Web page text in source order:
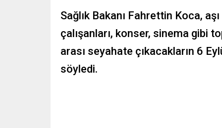
Sağlık Bakanı Fahrettin Koca,
çalışanları, konser, sinema gibi
arası seyahate çıkacakların 6
söyledi.